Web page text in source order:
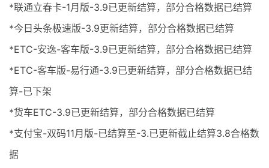
*联通立春卡-1月版-3.9已更新结算，部分合格数据已结算
*今日头条极速版-3.9更新结算，部分合格数据已结算
*ETC-安逸-客车版-3.9已更新结算，部分合格数据已结算
*ETC-客车版-易行通-3.9已更新结算，部分合格数据已结
算-已下架
*货车ETC-3.9已更新结算，部分合格数据已结算
*支付宝-双码11月版-已结算至-3.已更新截止结算3.8合格数
据